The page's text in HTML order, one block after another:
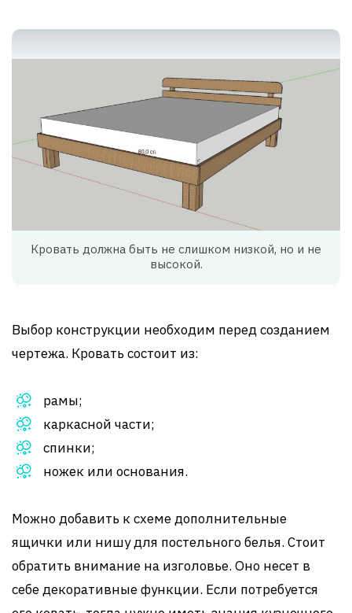
Кровать должна быть не слишком низкой, но и не
высокой.
Выбор конструкции необходим перед созданием
чертежа. Кровать состоит из:
рамы;
каркасной части;
спинки;
ножек или основания.
Можно добавить к схеме дополнительные
ящички или нишу для постельного белья. Стоит
обратить внимание на изголовье. Оно несет в
себе декоративные функции. Если потребуется